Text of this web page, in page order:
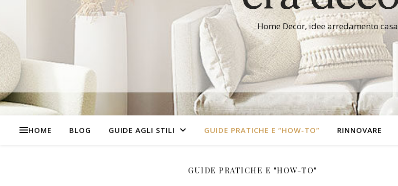
Home Decor, idee arredamento casa
HOME BLOG GUIDE AGLI STILI GUIDE PRATICHE E “HOW-TO” RINNOVARE
GUIDE PRATICHE E "HOW-TO"